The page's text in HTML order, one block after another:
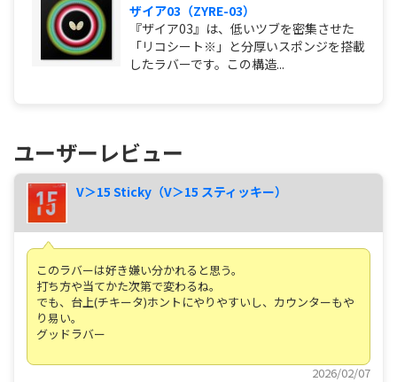
ザイア03（ZYRE-03）
『ザイア03』は、低いツブを密集させた
「リコシート※」と分厚いスポンジを搭載
したラバーです。この構造...
ユーザーレビュー
V＞15 Sticky（V＞15 スティッキー）
このラバーは好き嫌い分かれると思う。
打ち方や当てかた次第で変わるね。
でも、台上(チキータ)ホントにやりやすいし、カウンターもや
り易い。
グッドラバー
2026/02/07